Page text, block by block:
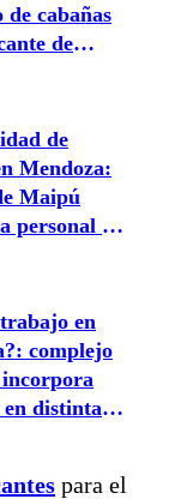
de cabañas
de
de
Mendoza:
Maipú
personal a
en
complejo
distintas
para el